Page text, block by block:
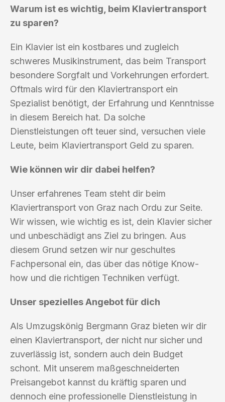
Warum ist es wichtig, beim Klaviertransport
zu sparen?
Ein Klavier ist ein kostbares und zugleich
schweres Musikinstrument, das beim Transport
besondere Sorgfalt und Vorkehrungen erfordert.
Oftmals wird für den Klaviertransport ein
Spezialist benötigt, der Erfahrung und Kenntnisse
in diesem Bereich hat. Da solche
Dienstleistungen oft teuer sind, versuchen viele
Leute, beim Klaviertransport Geld zu sparen.
Wie können wir dir dabei helfen?
Unser erfahrenes Team steht dir beim
Klaviertransport von Graz nach Ordu zur Seite.
Wir wissen, wie wichtig es ist, dein Klavier sicher
und unbeschädigt ans Ziel zu bringen. Aus
diesem Grund setzen wir nur geschultes
Fachpersonal ein, das über das nötige Know-
how und die richtigen Techniken verfügt.
Unser spezielles Angebot für dich
Als Umzugskönig Bergmann Graz bieten wir dir
einen Klaviertransport, der nicht nur sicher und
zuverlässig ist, sondern auch dein Budget
schont. Mit unserem maßgeschneiderten
Preisangebot kannst du kräftig sparen und
dennoch eine professionelle Dienstleistung in